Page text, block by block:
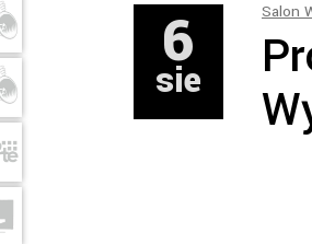
6
sie
Salon